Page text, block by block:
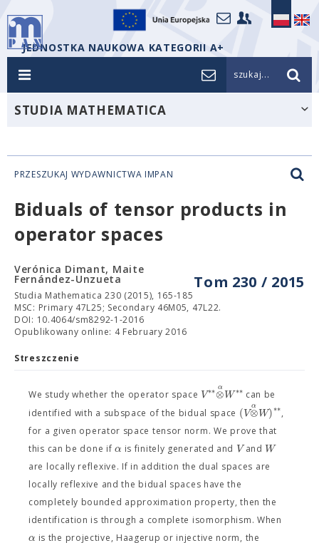
JEDNOSTKA NAUKOWA KATEGORII A+
szukaj...
STUDIA MATHEMATICA
PRZESZUKAJ WYDAWNICTWA IMPAN
Biduals of tensor products in
operator spaces
Tom 230 / 2015
Verónica Dimant, Maite
Fernández-Unzueta
Studia Mathematica 230 (2015), 165-185
MSC: Primary 47L25; Secondary 46M05, 47L22.
DOI: 10.4064/sm8292-1-2016
Opublikowany online: 4 February 2016
Streszczenie
We study whether the operator space V∗∗⊗
α W∗∗ can be
identified with a subspace of the bidual space (V⊗
α W)∗∗,
for a given operator space tensor norm. We prove that
this can be done if α is finitely generated and Vand W
are locally reflexive. If in addition the dual spaces are
locally reflexive and the bidual spaces have the
completely bounded approximation property, then the
identification is through a complete isomorphism. When
α is the projective, Haagerup or injective norm, the